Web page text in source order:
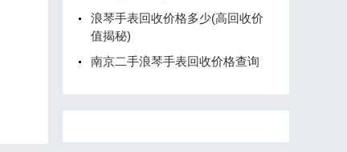
浪琴手表回收价格多少(高回收价
值揭秘)
南京二手浪琴手表回收价格查询